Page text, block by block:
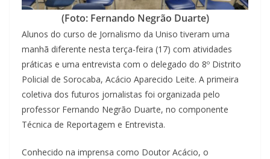
(Foto: Fernando Negrão Duarte)
Alunos do curso de Jornalismo da Uniso tiveram uma
manhã diferente nesta terça-feira (17) com atividades
práticas e uma entrevista com o delegado do 8º Distrito
Policial de Sorocaba, Acácio Aparecido Leite. A primeira
coletiva dos futuros jornalistas foi organizada pelo
professor Fernando Negrão Duarte, no componente
Técnica de Reportagem e Entrevista.
Conhecido na imprensa como Doutor Acácio, o